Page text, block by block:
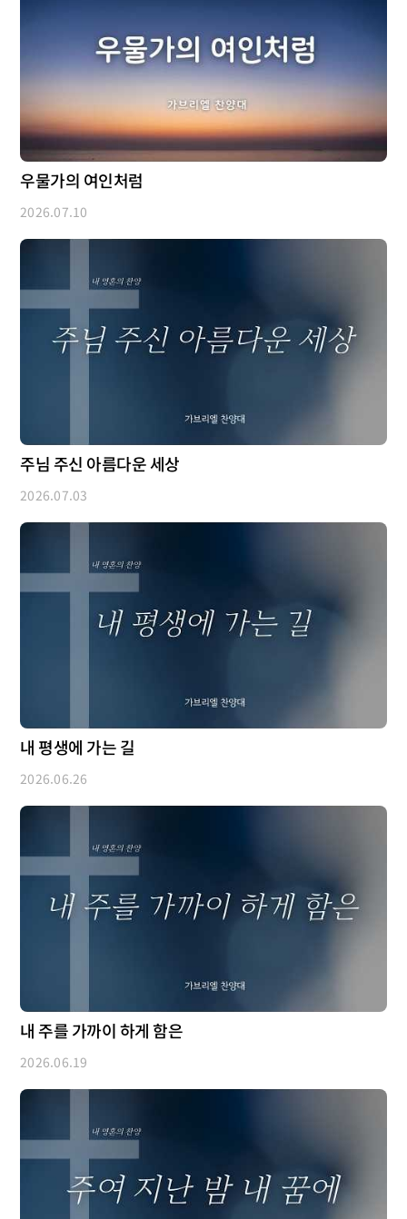
우물가의 여인처럼
2026.07.10
주님 주신 아름다운 세상
2026.07.03
내 평생에 가는 길
2026.06.26
내 주를 가까이 하게 함은
2026.06.19